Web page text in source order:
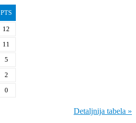
PTS
12
11
5
2
0
Detaljnija tabela »